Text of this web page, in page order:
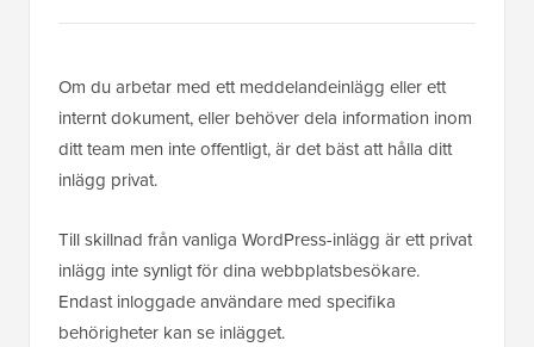
Om du arbetar med ett meddelandeinlägg eller ett
internt dokument, eller behöver dela information inom
ditt team men inte offentligt, är det bäst att hålla ditt
inlägg privat.
Till skillnad från vanliga WordPress-inlägg är ett privat
inlägg inte synligt för dina webbplatsbesökare.
Endast inloggade användare med specifika
behörigheter kan se inlägget.